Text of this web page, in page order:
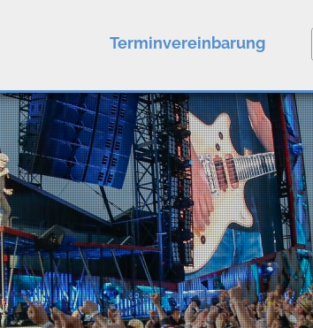
Terminvereinbarung